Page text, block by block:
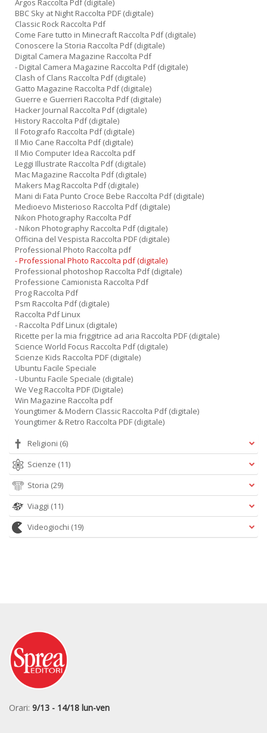
Argos Raccolta Pdf (digitale)
BBC Sky at Night Raccolta PDF (digitale)
Classic Rock Raccolta Pdf
Come Fare tutto in Minecraft Raccolta Pdf (digitale)
Conoscere la Storia Raccolta Pdf (digitale)
Digital Camera Magazine Raccolta Pdf
- Digital Camera Magazine Raccolta Pdf (digitale)
Clash of Clans Raccolta Pdf (digitale)
Gatto Magazine Raccolta Pdf (digitale)
Guerre e Guerrieri Raccolta Pdf (digitale)
Hacker Journal Raccolta Pdf (digitale)
History Raccolta Pdf (digitale)
Il Fotografo Raccolta Pdf (digitale)
Il Mio Cane Raccolta Pdf (digitale)
Il Mio Computer Idea Raccolta pdf
Leggi Illustrate Raccolta Pdf (digitale)
Mac Magazine Raccolta Pdf (digitale)
Makers Mag Raccolta Pdf (digitale)
Mani di Fata Punto Croce Bebe Raccolta Pdf (digitale)
Medioevo Misterioso Raccolta Pdf (digitale)
Nikon Photography Raccolta Pdf
- Nikon Photography Raccolta Pdf (digitale)
Officina del Vespista Raccolta PDF (digitale)
Professional Photo Raccolta pdf
- Professional Photo Raccolta pdf (digitale)
Professional photoshop Raccolta Pdf (digitale)
Professione Camionista Raccolta Pdf
Prog Raccolta Pdf
Psm Raccolta Pdf (digitale)
Raccolta Pdf Linux
- Raccolta Pdf Linux (digitale)
Ricette per la mia friggitrice ad aria Raccolta PDF (digitale)
Science World Focus Raccolta Pdf (digitale)
Scienze Kids Raccolta PDF (digitale)
Ubuntu Facile Speciale
- Ubuntu Facile Speciale (digitale)
We Veg Raccolta PDF (Digitale)
Win Magazine Raccolta pdf
Youngtimer & Modern Classic Raccolta Pdf (digitale)
Youngtimer & Retro Raccolta PDF (digitale)
Religioni (6)
Scienze (11)
Storia (29)
Viaggi (11)
Videogiochi (19)
Orari: 9/13 - 14/18 lun-ven